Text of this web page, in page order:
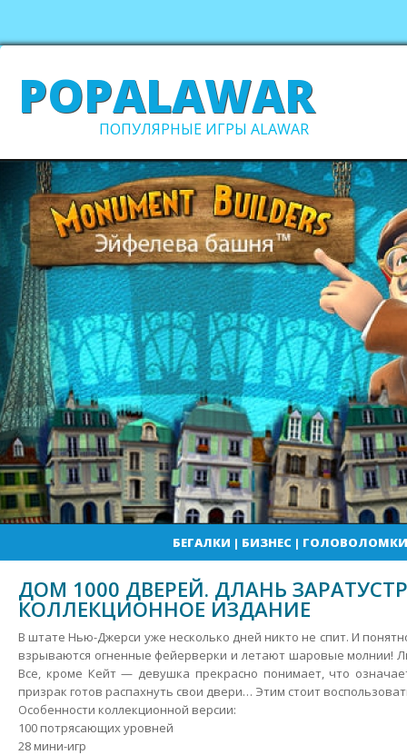
POPALAWAR
ПОПУЛЯРНЫЕ ИГРЫ ALAWAR
БЕГАЛКИ | БИЗНЕС| ГОЛОВОЛОМКИ
ДОМ 1000 ДВЕРЕЙ. ДЛАНЬ
КОЛЛЕКЦИОННОЕ ИЗДАНИЕ
В штате Нью-Джерси уже несколько дней никто не спит. И
взрываются огненные фейерверки и летают шаровые молнии!
Все, кроме Кейт — девушка прекрасно понимает, что
призрак готов распахнуть свои двери… Этим стоит
Особенности коллекционной версии:
100 потрясающих уровней
28 мини-игр